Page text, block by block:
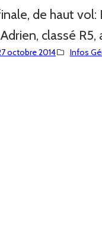
de haut vol:
classé
octobre 2014 Infos